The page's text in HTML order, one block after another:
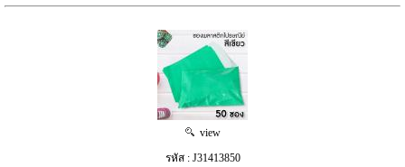
view
รหัส : J31413850